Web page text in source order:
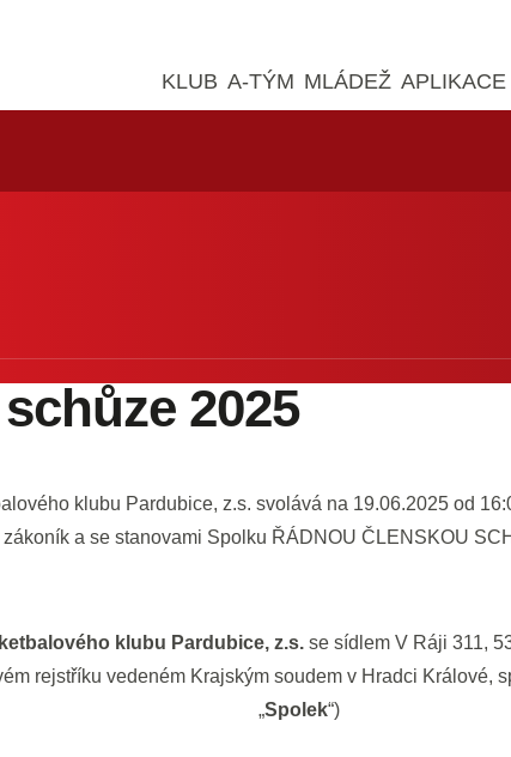
KLUB A-TÝM MLÁDEŽ APLIKACE
2025
klubu Pardubice, z.s. svolává na 19.06.2025 od
a se stanovami Spolku ŘÁDNOU ČLENSKOU
klubu Pardubice, z.s. se sídlem V Ráji 311,
rejstříku vedeném Krajským soudem v Hradci Králové,
„Spolek“)